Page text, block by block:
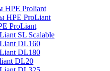
HPE Proliant
HPE ProLiant
ProLiant
SL Scalable
DL160
DL180
DL20